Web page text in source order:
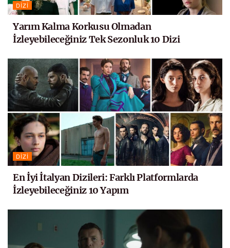
DIZI
Yarım Kalma Korkusu Olmadan
İzleyebileceğiniz Tek Sezonluk 10 Dizi
DIZI
En İyi İtalyan Dizileri: Farklı Platformlarda
İzleyebileceğiniz 10 Yapım